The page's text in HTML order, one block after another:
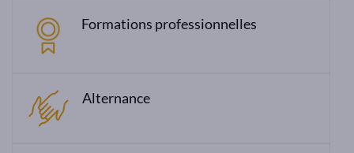
Formations professionnelles
Alternance